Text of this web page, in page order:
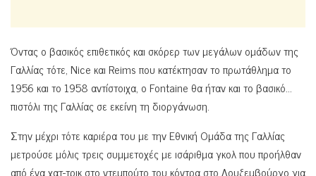
Όντας ο βασικός επιθετικός και σκόρερ των μεγάλων ομάδων της
Γαλλίας τότε, Nice και Reims που κατέκτησαν το πρωτάθλημα το
1956 και το 1958 αντίστοιχα, ο Fontaine θα ήταν και το βασικό…
πιστόλι της Γαλλίας σε εκείνη τη διοργάνωση.
Στην μέχρι τότε καριέρα του με την Εθνική Ομάδα της Γαλλίας
μετρούσε μόλις τρεις συμμετοχές με ισάριθμα γκολ που προήλθαν
από ένα χατ-τρικ στο ντεμπούτο του κόντρα στο Λουξεμβούργο για